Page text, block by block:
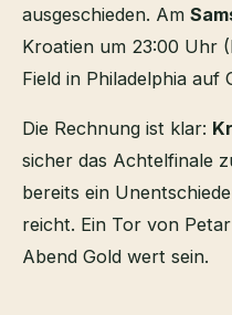
ausgeschieden. Am
Kroatien um 23:00 Uhr
Field in Philadelphia auf
Die Rechnung ist klar:
sicher das Achtelfinale
bereits ein
reicht. Ein Tor von
Abend Gold wert sein.